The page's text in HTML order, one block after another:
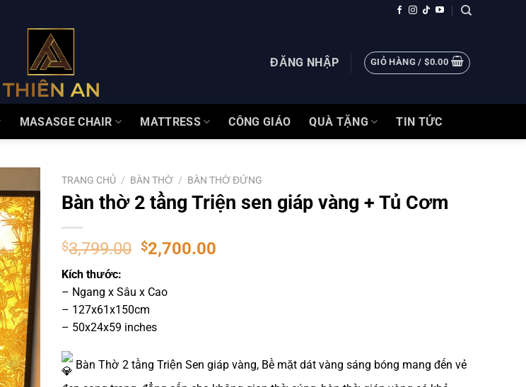
ĐĂNG NHẬP GIỎ HÀNG /$0.00
MASASGE CHAIR MATTRESS CÔNG GIÁO QUÀ TẶNG TIN TỨC
TRANG CHỦ / BÀN THỜ / BÀN THỜ ĐỨNG
Bàn thờ 2 tầng Triện sen giáp vàng + Tủ Cơm
$3,799.00 $2,700.00
Kích thước:
– Ngang x Sâu x Cao
– 127x61x150cm
– 50x24x59 inches
Bàn Thờ 2 tầng Triện Sen giáp vàng, Bề mặt dát vàng sáng bóng mang đến vẻ